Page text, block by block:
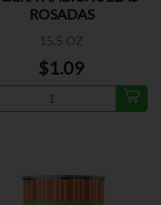
ROSADAS
15.5 OZ
$1.09